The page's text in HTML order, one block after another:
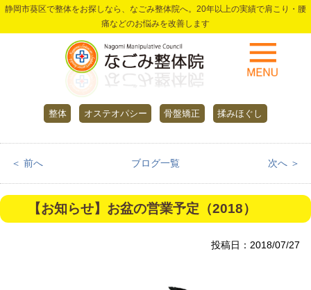
静岡市葵区で整体をお探しなら、なごみ整体院へ。20年以上の実績で肩こり・腰
痛などのお悩みを改善します
整体 オステオパシー 骨盤矯正 揉みほぐし
＜ 前へ ブログ一覧 次へ ＞
【お知らせ】お盆の営業予定（2018）
投稿日：2018/07/27